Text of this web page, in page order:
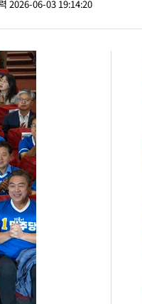
2026-06-03 19:14:20